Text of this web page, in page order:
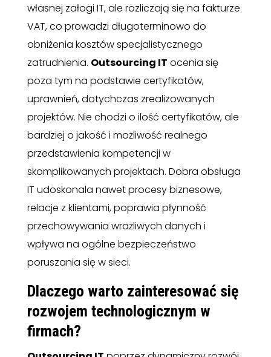
własnej załogi IT, ale rozliczają się na fakturze
VAT, co prowadzi długoterminowo do
obniżenia kosztów specjalistycznego
zatrudnienia. Outsourcing IT ocenia się
poza tym na podstawie certyfikatów,
uprawnień, dotychczas zrealizowanych
projektów. Nie chodzi o ilość certyfikatów, ale
bardziej o jakość i możliwość realnego
przedstawienia kompetencji w
skomplikowanych projektach. Dobra obsługa
IT udoskonala nawet procesy biznesowe,
relacje z klientami, poprawia płynność
przechowywania wrażliwych danych i
wpływa na ogólne bezpieczeństwo
poruszania się w sieci.
Dlaczego warto zainteresować się
rozwojem technologicznym w
firmach?